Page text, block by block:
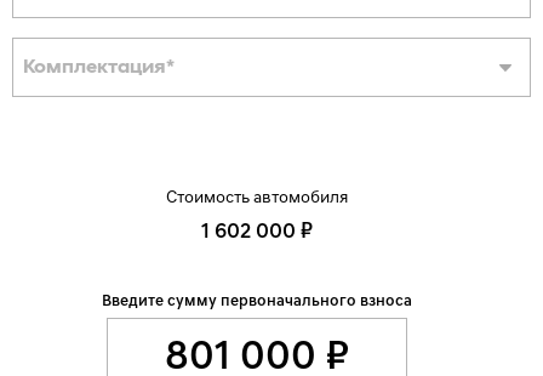
Комплектация*
Стоимость автомобиля
1 602 000 ₽
Введите сумму первоначального взноса